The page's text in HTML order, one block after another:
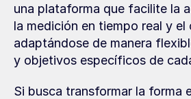
una plataforma que facilite la
la medición en tiempo real y
adaptándose de manera
y objetivos específicos de
Si busca transformar la forma